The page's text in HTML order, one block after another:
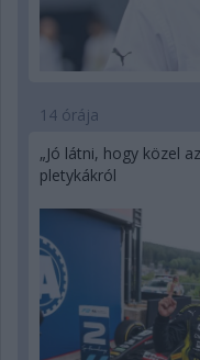
14 órája
„Jó látni, hogy közel
pletykákról